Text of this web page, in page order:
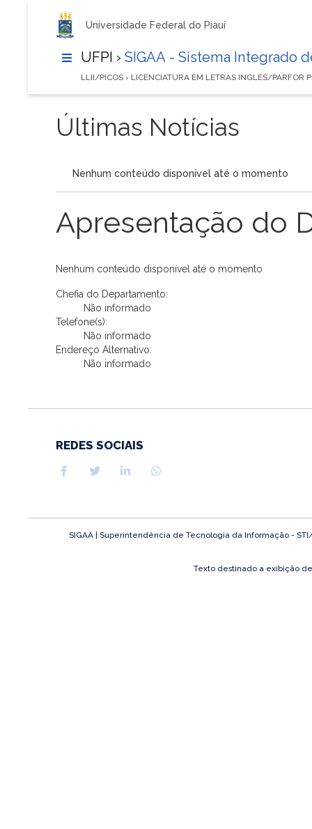
Universidade Federal do Piauí
UFPI › SIGAA - Sistema Integrado
LLII/PICOS › LICENCIATURA EM LETRAS INGLES/PARFOR
Últimas Notícias
Nenhum conteúdo disponível até o momento
Apresentação do
Nenhum conteúdo disponível até o momento
Chefia do Departamento:
Não informado
Telefone(s):
Não informado
Endereço Alternativo:
Não informado
REDES SOCIAIS
SIGAA | Superintendência de Tecnologia da Informação -
Texto destinado a exibição